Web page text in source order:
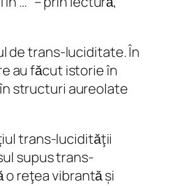
de trans-luciditate. În
au fǎcut istorie în
structuri aureolate
trans-luciditǎţii
supus trans-
o reţea vibrantǎ și